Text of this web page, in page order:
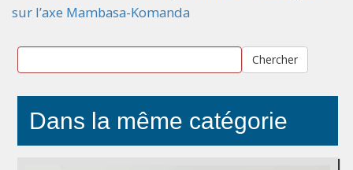
sur l’axe Mambasa-Komanda
Chercher
Dans la même catégorie